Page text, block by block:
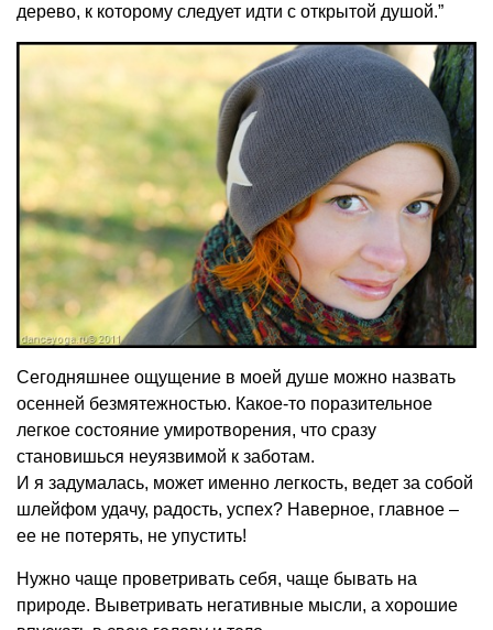
дерево, к которому следует идти с открытой душой.”
Сегодняшнее ощущение в моей душе можно назвать
осенней безмятежностью. Какое-то поразительное
легкое состояние умиротворения, что сразу
становишься неуязвимой к заботам.
И я задумалась, может именно легкость, ведет за собой
шлейфом удачу, радость, успех? Наверное, главное –
ее не потерять, не упустить!
Нужно чаще проветривать себя, чаще бывать на
природе. Выветривать негативные мысли, а хорошие